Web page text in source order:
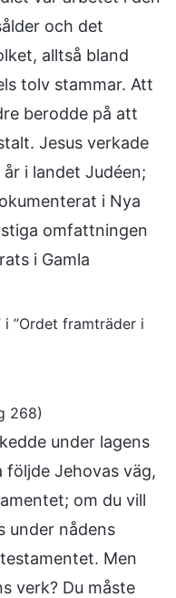
och det
alltså bland
tolv stammar. Att
berodde på att
Jesus verkade
i landet Judéen;
i Nya
omfattningen
i Gamla
i ”Ordet framträder i
268)
under lagens
följde Jehovas väg,
om du vill
under nådens
Men
verk? Du måste